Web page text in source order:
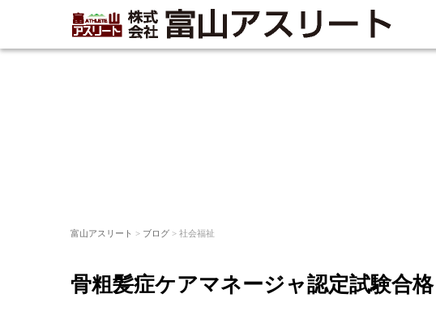
富山アスリート > ブログ > 社会福祉
骨粗髪症ケアマネージャ認定試験合格